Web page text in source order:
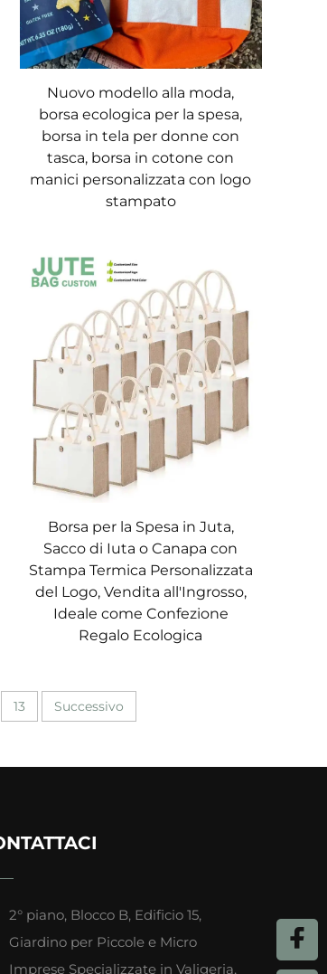
Nuovo modello alla moda,
borsa ecologica per la spesa,
borsa in tela per donne con
tasca, borsa in cotone con
manici personalizzata con logo
stampato
Borsa per la Spesa in Juta,
Sacco di Iuta o Canapa con
Stampa Termica Personalizzata
del Logo, Vendita all'Ingrosso,
Ideale come Confezione
Regalo Ecologica
13 Successivo
2° piano, Blocco B, Edificio 15,
Giardino per Piccole e Micro
Imprese Specializzate in Valigeria,